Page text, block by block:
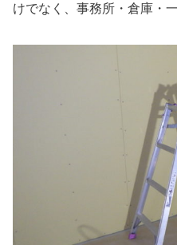
けでなく、事務所・倉庫・